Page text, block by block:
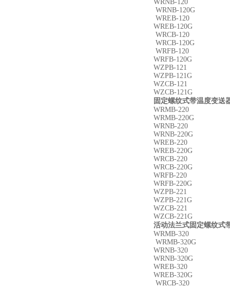
WRNB-120
WRNB-120G
WREB-120
WREB-120G
WRCB-120
WRCB-120G
WRFB-120
WRFB-120G
WZPB-121
WZPB-121G
WZCB-121
WZCB-121G
固定螺纹式带温度变送
WRMB-220
WRMB-220G
WRNB-220
WRNB-220G
WREB-220
WREB-220G
WRCB-220
WRCB-220G
WRFB-220
WRFB-220G
WZPB-221
WZPB-221G
WZCB-221
WZCB-221G
活动法兰式固定螺纹式
WRMB-320
WRMB-320G
WRNB-320
WRNB-320G
WREB-320
WREB-320G
WRCB-320